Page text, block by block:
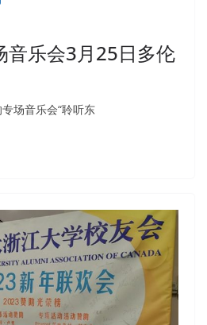
音乐会3月25日多伦
场音乐会“聆听东